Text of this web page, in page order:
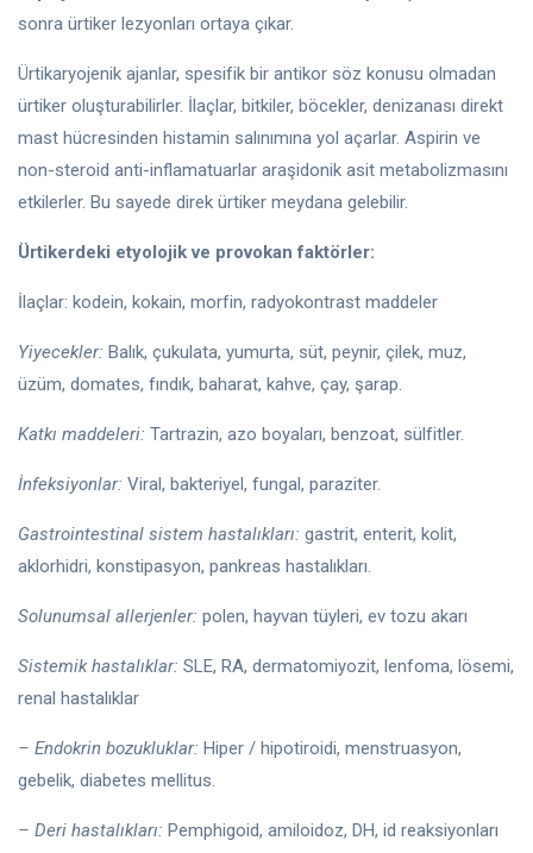
sonra ürtiker lezyonları ortaya çıkar.
Ürtikaryojenik ajanlar, spesifik bir antikor söz konusu olmadan
ürtiker oluşturabilirler. İlaçlar, bitkiler, böcekler, denizanası direkt
mast hücresinden histamin salınımına yol açarlar. Aspirin ve
non-steroid anti-inflamatuarlar araşidonik asit metabolizmasını
etkilerler. Bu sayede direk ürtiker meydana gelebilir.
Ürtikerdeki etyolojik ve provokan faktörler:
İlaçlar: kodein, kokain, morfin, radyokontrast maddeler
Yiyecekler: Balık, çukulata, yumurta, süt, peynir, çilek, muz,
üzüm, domates, fındık, baharat, kahve, çay, şarap.
Katkı maddeleri: Tartrazin, azo boyaları, benzoat, sülfitler.
İnfeksiyonlar: Viral, bakteriyel, fungal, paraziter.
Gastrointestinal sistem hastalıkları: gastrit, enterit, kolit,
aklorhidri, konstipasyon, pankreas hastalıkları.
Solunumsal allerjenler: polen, hayvan tüyleri, ev tozu akarı
Sistemik hastalıklar: SLE, RA, dermatomiyozit, lenfoma, lösemi,
renal hastalıklar
– Endokrin bozukluklar: Hiper / hipotiroidi, menstruasyon,
gebelik, diabetes mellitus.
– Deri hastalıkları: Pemphigoid, amiloidoz, DH, id reaksiyonları